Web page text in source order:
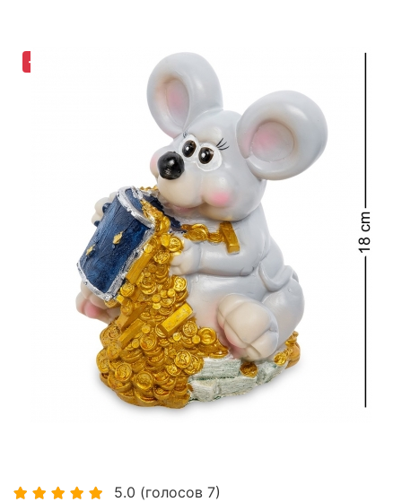
-30,62%
5.0 (голосов 7)